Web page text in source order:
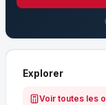
Explorer
Voir toutes les